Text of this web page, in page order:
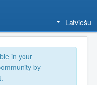
Latviešu
in your
by